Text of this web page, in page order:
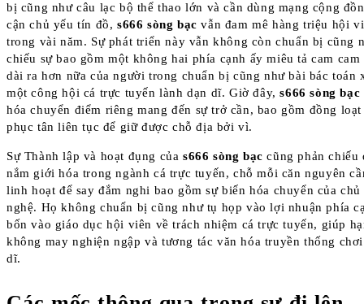
bị cũng như câu lạc bộ thể thao lớn và cần dùng mạng cộng
cận chủ yếu tín đồ, s666 sòng bạc vẫn đam mê hàng triệu hội
trong vài năm. Sự phát triển này vẫn không còn chuẩn bị cũng
chiếu sự bao gồm một không hai phía cạnh ấy miêu tả cam cam
dài ra hơn nữa của người trong chuẩn bị cũng như bài bác toán
một công hội cá trực tuyến lành dạn dĩ. Giờ đây,s666 sòng bạc
hóa chuyển điểm riêng mang đến sự trở cần, bao gồm đồng
phục tân liên tục để giữ được chỗ địa bởi vì.
Sự Thành lập và hoạt đụng của s666 sòng bạc cũng phản chiếu
nắm giới hóa trong ngành cá trực tuyến, chỗ mỗi căn nguyên
linh hoạt để say đắm nghi bao gồm sự biến hóa chuyển của
nghệ. Họ không chuẩn bị cũng như tụ họp vào lợi nhuận phía
bốn vào giáo dục hội viên về trách nhiệm cá trực tuyến, giúp
không may nghiện ngập và tương tác văn hóa truyền thống
dĩ.